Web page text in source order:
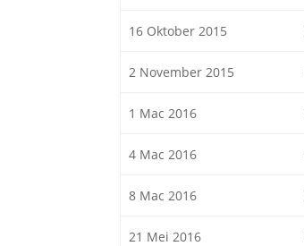
16 Oktober 2015
2 November 2015
1 Mac 2016
4 Mac 2016
8 Mac 2016
21 Mei 2016